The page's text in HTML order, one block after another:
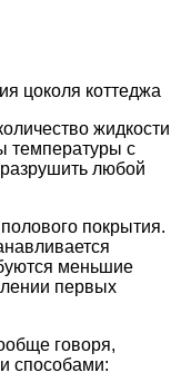
цоколя коттеджа
жидкости
температуры с
любой
покрытия.
меньшие
первых
говоря,
способами: